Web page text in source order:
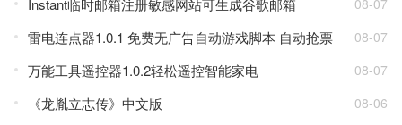
Instant临时邮箱注册敏感网站可生成谷歌邮箱
雷电连点器1.0.1 免费无广告自动游戏脚本 自动抢票 08-07
万能工具遥控器1.0.2轻松遥控智能家电 08-07
《龙胤立志传》中文版 08-06